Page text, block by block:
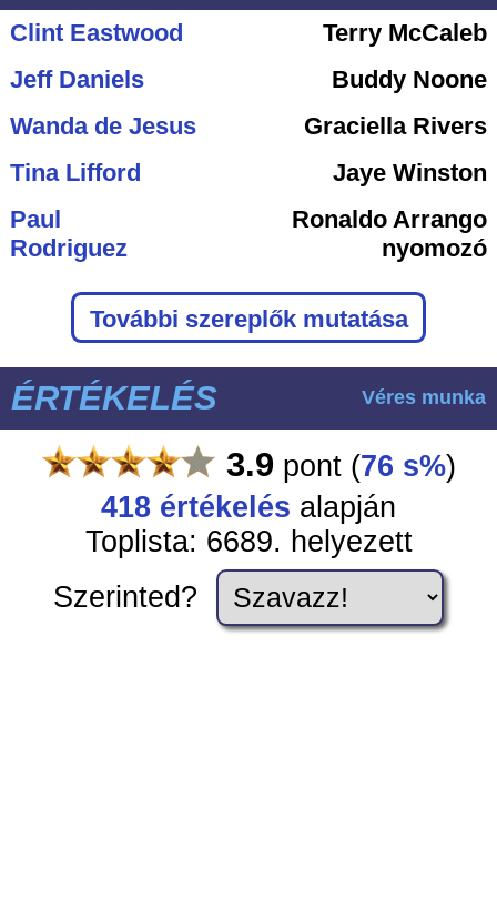
Clint Eastwood
Terry McCaleb
Jeff Daniels
Buddy Noone
Wanda de Jesus
Graciella Rivers
Tina Lifford
Jaye Winston
Paul
Rodriguez
Ronaldo Arrango
nyomozó
További szereplők mutatása
ÉRTÉKELÉS Véres munka
3.9 pont (76 s%)
418 értékelés alapján
Toplista: 6689. helyezett
Szerinted?